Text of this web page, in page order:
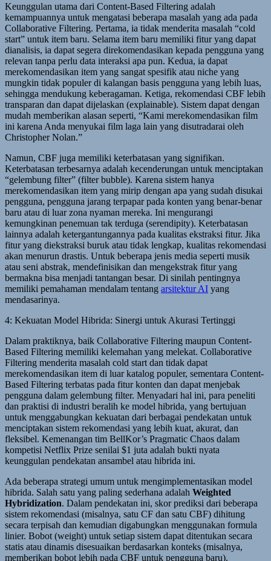
Keunggulan utama dari Content-Based Filtering adalah
kemampuannya untuk mengatasi beberapa masalah yang ada pada
Collaborative Filtering. Pertama, ia tidak menderita masalah “cold
start” untuk item baru. Selama item baru memiliki fitur yang dapat
dianalisis, ia dapat segera direkomendasikan kepada pengguna yang
relevan tanpa perlu data interaksi apa pun. Kedua, ia dapat
merekomendasikan item yang sangat spesifik atau niche yang
mungkin tidak populer di kalangan basis pengguna yang lebih luas,
sehingga mendukung keberagaman. Ketiga, rekomendasi CBF lebih
transparan dan dapat dijelaskan (explainable). Sistem dapat dengan
mudah memberikan alasan seperti, “Kami merekomendasikan film
ini karena Anda menyukai film laga lain yang disutradarai oleh
Christopher Nolan.”
Namun, CBF juga memiliki keterbatasan yang signifikan.
Keterbatasan terbesarnya adalah kecenderungan untuk menciptakan
“gelembung filter” (filter bubble). Karena sistem hanya
merekomendasikan item yang mirip dengan apa yang sudah disukai
pengguna, pengguna jarang terpapar pada konten yang benar-benar
baru atau di luar zona nyaman mereka. Ini mengurangi
kemungkinan penemuan tak terduga (serendipity). Keterbatasan
lainnya adalah ketergantungannya pada kualitas ekstraksi fitur. Jika
fitur yang diekstraksi buruk atau tidak lengkap, kualitas rekomendasi
akan menurun drastis. Untuk beberapa jenis media seperti musik
atau seni abstrak, mendefinisikan dan mengekstrak fitur yang
bermakna bisa menjadi tantangan besar. Di sinilah pentingnya
memiliki pemahaman mendalam tentang arsitektur AI yang
mendasarinya.
4: Kekuatan Model Hibrida: Sinergi untuk Akurasi Tertinggi
Dalam praktiknya, baik Collaborative Filtering maupun Content-
Based Filtering memiliki kelemahan yang melekat. Collaborative
Filtering menderita masalah cold start dan tidak dapat
merekomendasikan item di luar katalog populer, sementara Content-
Based Filtering terbatas pada fitur konten dan dapat menjebak
pengguna dalam gelembung filter. Menyadari hal ini, para peneliti
dan praktisi di industri beralih ke model hibrida, yang bertujuan
untuk menggabungkan kekuatan dari berbagai pendekatan untuk
menciptakan sistem rekomendasi yang lebih kuat, akurat, dan
fleksibel. Kemenangan tim BellKor’s Pragmatic Chaos dalam
kompetisi Netflix Prize senilai $1 juta adalah bukti nyata
keunggulan pendekatan ansambel atau hibrida ini.
Ada beberapa strategi umum untuk mengimplementasikan model
hibrida. Salah satu yang paling sederhana adalah Weighted
Hybridization. Dalam pendekatan ini, skor prediksi dari beberapa
sistem rekomendasi (misalnya, satu CF dan satu CBF) dihitung
secara terpisah dan kemudian digabungkan menggunakan formula
linier. Bobot (weight) untuk setiap sistem dapat ditentukan secara
statis atau dinamis disesuaikan berdasarkan konteks (misalnya,
memberikan bobot lebih pada CBF untuk pengguna baru).